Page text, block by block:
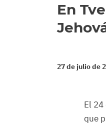
En
27 de julio de
El 24
que